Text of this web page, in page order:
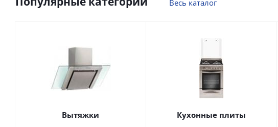
Весь каталог
Вытяжки Кухонные плиты